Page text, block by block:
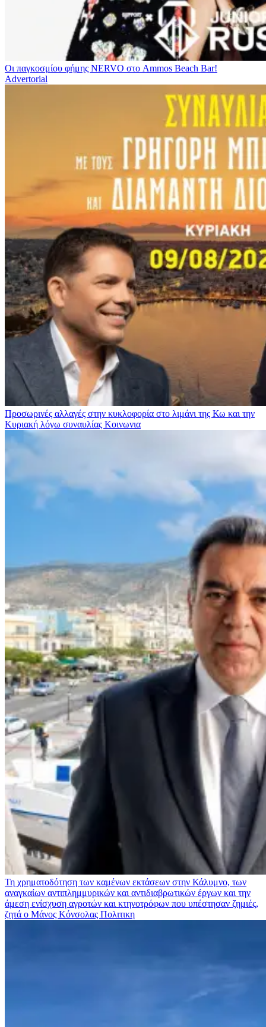
Οι παγκοσμίου φήμης NERVO στο Ammos Beach Bar!
Advertorial
Προσωρινές αλλαγές στην κυκλοφορία στο λιμάνι της Κω και την
Κυριακή λόγω συναυλίας Κοινωνια
Τη χρηματοδότηση των καμένων εκτάσεων στην Κάλυμνο, των
αναγκαίων αντιπλημμυρικών και αντιδιαβρωτικών έργων και την
άμεση ενίσχυση αγροτών και κτηνοτρόφων που υπέστησαν ζημιές,
ζητά ο Μάνος Κόνσολας Πολιτικη